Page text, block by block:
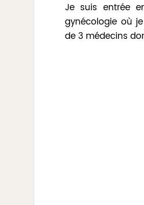
Je suis entrée
gynécologie où
de 3 médecins